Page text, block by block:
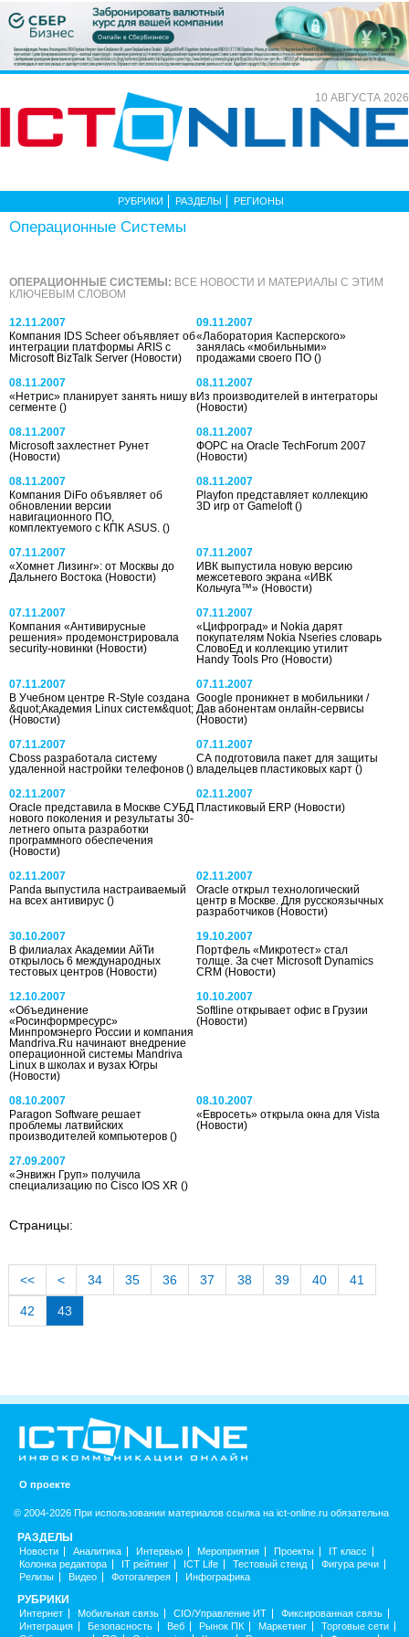
10 АВГУСТА 2026
РУБРИКИ РАЗДЕЛЫ РЕГИОНЫ
Операционные Системы
ОПЕРАЦИОННЫЕ СИСТЕМЫ: ВСЕ НОВОСТИ И МАТЕРИАЛЫ С ЭТИМ
КЛЮЧЕВЫМ СЛОВОМ
12.11.2007
Компания IDS Scheer объявляет об
интеграции платформы ARIS с
Microsoft BizTalk Server (Новости)
09.11.2007
«Лаборатория Касперского»
занялась «мобильными»
продажами своего ПО()
08.11.2007
«Нетрис» планирует занять нишу в
сегменте ()
08.11.2007
Из производителей в интеграторы
(Новости)
08.11.2007
Microsoft захлестнет Рунет
(Новости)
08.11.2007
ФОРС на Oracle TechForum 2007
(Новости)
08.11.2007
Компания DiFo объявляет об
обновлении версии
навигационного ПО,
комплектуемого с КПК ASUS. ()
08.11.2007
Playfon представляет коллекцию
3D игр от Gameloft()
07.11.2007
«Хомнет Лизинг»: от Москвы до
Дальнего Востока (Новости)
07.11.2007
ИВК выпустила новую версию
межсетевого экрана «ИВК
Кольчуга™»(Новости)
07.11.2007
Компания «Антивирусные
решения» продемонстрировала
security-новинки (Новости)
07.11.2007
«Цифроград» и Nokia дарят
покупателям Nokia Nseries словарь
СловоЕд и коллекцию утилит
Handy Tools Pro(Новости)
07.11.2007
В Учебном центре R-Style создана
&quot;Академия Linux систем&quot;
(Новости)
07.11.2007
Google проникнет в мобильники /
Дав абонентам онлайн-сервисы
(Новости)
07.11.2007
Cboss разработала систему
удаленной настройки телефонов ()
07.11.2007
CA подготовила пакет для защиты
владельцев пластиковых карт()
02.11.2007
Oracle представила в Москве СУБД
нового поколения и результаты 30-
летнего опыта разработки
программного обеспечения
(Новости)
02.11.2007
Пластиковый ERP(Новости)
02.11.2007
Panda выпустила настраиваемый
на всех антивирус ()
02.11.2007
Oraclе открыл технологический
центр в Москве. Для русскоязычных
разработчиков(Новости)
30.10.2007
В филиалах Академии АйТи
открылось 6 международных
тестовых центров (Новости)
19.10.2007
Портфель «Микротест» стал
толще. За счет Microsoft Dynamics
CRM(Новости)
12.10.2007
«Объединение
«Росинформресурс»
Минпромэнерго России и компания
Mandriva.Ru начинают внедрение
операционной системы Mandriva
Linux в школах и вузах Югры
(Новости)
10.10.2007
Softline открывает офис в Грузии
(Новости)
08.10.2007
Paragon Software решает
проблемы латвийских
производителей компьютеров ()
08.10.2007
«Евросеть» открыла окна для Vista
(Новости)
27.09.2007
«Энвижн Груп» получила
специализацию по Cisco IOS XR ()
Страницы:
<< < 34 35 36 37 38 39 40 41
42 43
О проекте
© 2004-2026 При использовании материалов ссылка на ict-online.ru обязательна
РАЗДЕЛЫ
Новости Аналитика Интервью Мероприятия Проекты
IT класс
Колонка редактора
IT рейтинг ICT Life Тестовый стенд
Фигура речи
Релизы
Видео Фотогалерея Инфографика
РУБРИКИ
Интернет Мобильная связь CIO/Управление ИТ
Фиксированная связь
Интеграция
Безопасность Веб Рынок ПК Маркетинг
Торговые сети